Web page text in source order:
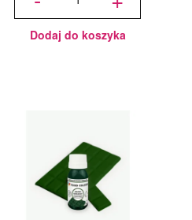
ciast
Dorosiowe
Ranty -
31-42 cm,
wysokość
14 cm
Dodaj do koszyka